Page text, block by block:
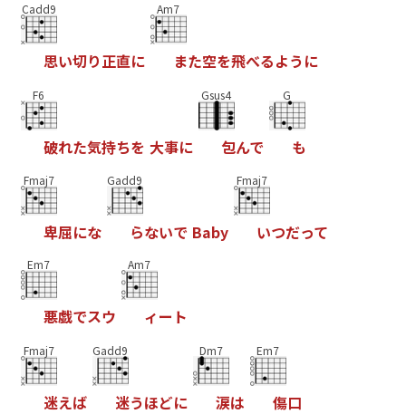
Cadd9
思い切り正直に
Am7
また空を飛べるよう に
F6
破れた気持ちを 大事に
Gsus4
包んで
G
も
Fmaj7
卑屈にな
Gadd9
らないで Baby
Fmaj7
いつだって
Em7
悪戯でスウ
Am7
ィー ト
Fmaj7
迷えば
Gadd9
迷うほどに
Dm7
涙は
Em7
傷口